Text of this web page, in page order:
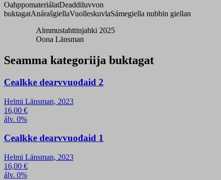
OahppomateriálatDeaddiluvvon
buktagatAnárašgiellaVuolleskuvlaSámegiella nubbin giellan
Almmustahttinjahki 2025
Oona Länsman
Seamma kategoriija buktagat
Cealkke dearvvuođaid 2
Helmi Länsman, 2023
16,00 €
álv. 0%
Cealkke dearvvuođaid 1
Helmi Länsman, 2023
16,00 €
álv. 0%